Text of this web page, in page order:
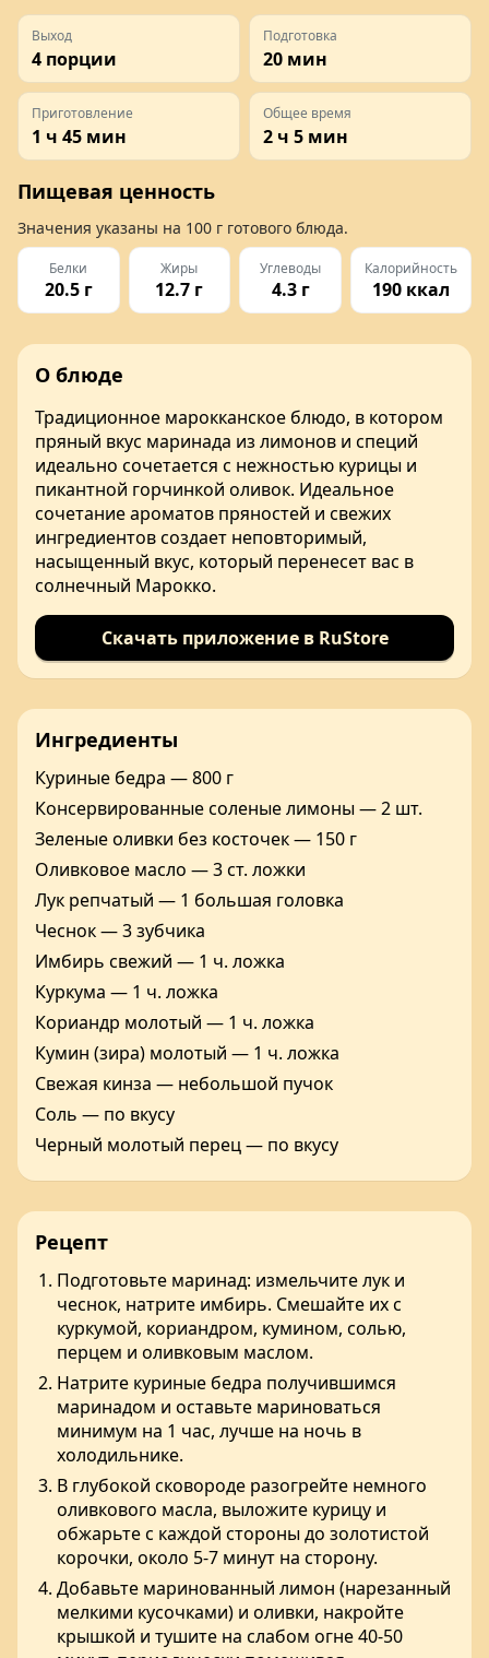
Выход
4 порции
Подготовка
20 мин
Приготовление
1 ч 45 мин
Общее время
2 ч 5 мин
Пищевая ценность
Значения указаны на 100 г готового блюда.
Белки
20.5 г
Жиры
12.7 г
Углеводы
4.3 г
Калорийность
190 ккал
О блюде
Традиционное марокканское блюдо, в котором
пряный вкус маринада из лимонов и специй
идеально сочетается с нежностью курицы и
пикантной горчинкой оливок. Идеальное
сочетание ароматов пряностей и свежих
ингредиентов создает неповторимый,
насыщенный вкус, который перенесет вас в
солнечный Марокко.
Скачать приложение в RuStore
Ингредиенты
Куриные бедра — 800 г
Консервированные соленые лимоны — 2 шт.
Зеленые оливки без косточек — 150 г
Оливковое масло — 3 ст. ложки
Лук репчатый — 1 большая головка
Чеснок — 3 зубчика
Имбирь свежий — 1 ч. ложка
Куркума — 1 ч. ложка
Кориандр молотый — 1 ч. ложка
Кумин (зира) молотый — 1 ч. ложка
Свежая кинза — небольшой пучок
Соль — по вкусу
Черный молотый перец — по вкусу
Рецепт
Подготовьте маринад: измельчите лук и
чеснок, натрите имбирь. Смешайте их с
куркумой, кориандром, кумином, солью,
перцем и оливковым маслом.
Натрите куриные бедра получившимся
маринадом и оставьте мариноваться
минимум на 1 час, лучше на ночь в
холодильнике.
В глубокой сковороде разогрейте немного
оливкового масла, выложите курицу и
обжарьте с каждой стороны до золотистой
корочки, около 5-7 минут на сторону.
Добавьте маринованный лимон (нарезанный
мелкими кусочками) и оливки, накройте
крышкой и тушите на слабом огне 40-50